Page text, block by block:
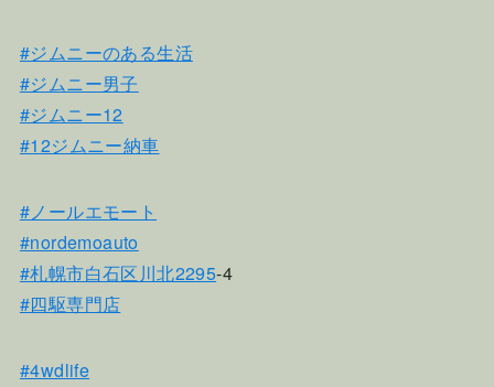
#ジムニーのある生活
#ジムニー男子
#ジムニー12
#12ジムニー納車
#ノールエモート
#nordemoauto
#札幌市白石区川北2295-4
#四駆専門店
#4wdlife